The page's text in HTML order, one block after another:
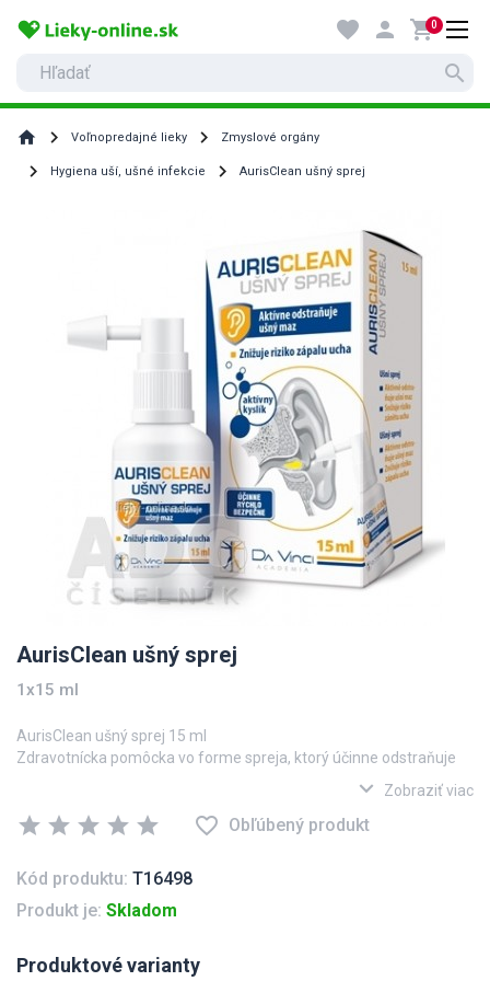
search
favorite person shopping_cart0
home Voľnopredajné lieky Zmyslové orgány
Hygiena uší, ušné infekcie AurisClean ušný sprej
AurisClean ušný sprej
1x15 ml
AurisClean ušný sprej 15 ml
Zdravotnícka pomôcka vo forme spreja, ktorý účinne odstraňuje
znižuje riziko zápalu ucha. Po aplikácii prípravku do vonkajšieho
zvukovodu sa uvoľňuje aktívny kyslík, ktorý pomáha odstraňovať
expand_more Zobraziť viac
star star star star star favorite_border Obľúbený produkt
Kód produktu: T16498
Produkt je: Skladom
Produktové varianty